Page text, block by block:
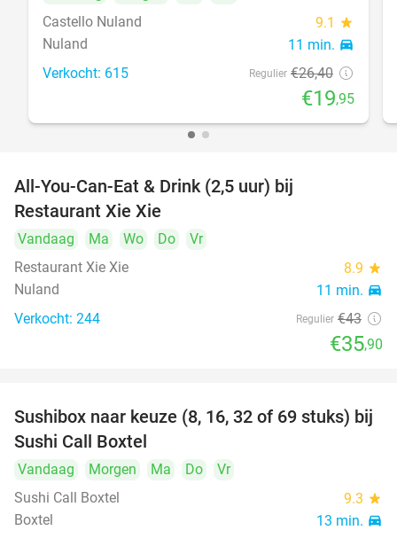
Castello Nuland
9.1 star
Nuland 11 min. directions_car
Verkocht: 615 Regulier €26,40
€19,95
All-You-Can-Eat & Drink (2,5 uur) bij
Restaurant Xie Xie
Vandaag Ma Wo Do
Vr
Restaurant Xie Xie
8.9 star
Nuland 11 min. directions_car
Verkocht: 244 Regulier €43
€35,90
53%
Sushibox naar keuze (8, 16, 32 of 69 stuks) bij
Sushi Call Boxtel
Vandaag Morgen Ma Do
Vr
Sushi Call Boxtel
9.3 star
Boxtel 13 min. directions_car